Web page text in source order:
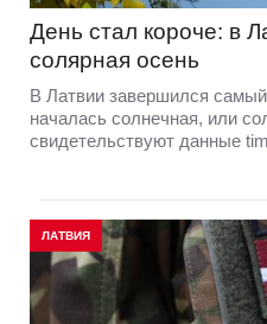
День стал короче: в
солярная осень
В Латвии завершился
началась солнечная, или
свидетельствуют данные
ЛАТВИЯ